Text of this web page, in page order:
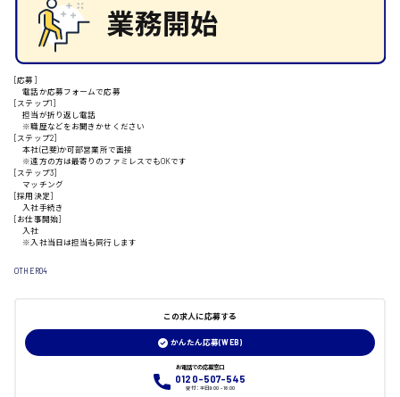
安芸郡
山口県
大竹市
日給制すべて
[応募]
電話か応募フォームで応募
[ステップ1]
担当が折り返し電話
※職歴などをお聞きかせください
[ステップ2]
本社(己斐)か可部営業所で面接
※遠方の方は最寄りのファミレスでもOKです
[ステップ3]
マッチング
[採用決定]
入社手続き
[お仕事開始]
入社
※入社当日は担当も同行します
OTHER04
この求人に応募する
かんたん応募(WEB)
お電話での応募窓口
0120-507-545
受付：平日9:00 - 18:00